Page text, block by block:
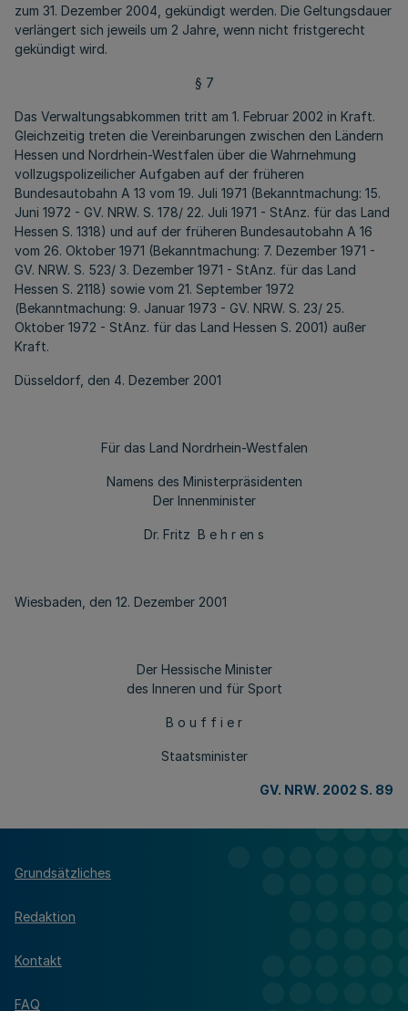
zum 31. Dezember 2004, gekündigt werden. Die Geltungsdauer
verlängert sich jeweils um 2 Jahre, wenn nicht fristgerecht
gekündigt wird.
§ 7
Das Verwaltungsabkommen tritt am 1. Februar 2002 in Kraft.
Gleichzeitig treten die Vereinbarungen zwischen den Ländern
Hessen und Nordrhein-Westfalen über die Wahrnehmung
vollzugspolizeilicher Aufgaben auf der früheren
Bundesautobahn A 13 vom 19. Juli 1971 (Bekanntmachung: 15.
Juni 1972 - GV. NRW. S. 178/ 22. Juli 1971 - StAnz. für das Land
Hessen S. 1318) und auf der früheren Bundesautobahn A 16
vom 26. Oktober 1971 (Bekanntmachung: 7. Dezember 1971 -
GV. NRW. S. 523/ 3. Dezember 1971 - StAnz. für das Land
Hessen S. 2118) sowie vom 21. September 1972
(Bekanntmachung: 9. Januar 1973 - GV. NRW. S. 23/ 25.
Oktober 1972 - StAnz. für das Land Hessen S. 2001) außer
Kraft.
Düsseldorf, den 4. Dezember 2001
Für das Land Nordrhein-Westfalen
Namens des Ministerpräsidenten
Der Innenminister
Dr. Fritz B e h r en s
Wiesbaden, den 12. Dezember 2001
Der Hessische Minister
des Inneren und für Sport
B o u f f i e r
Staatsminister
GV. NRW. 2002 S. 89
Grundsätzliches
Redaktion
Kontakt
FAQ